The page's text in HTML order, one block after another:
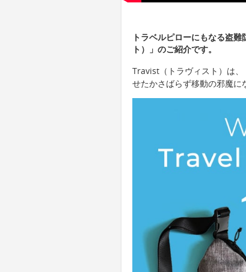
トラベルピローにもなる盗
ト）」のご紹介です。
Travist（トラヴィスト）は
せたかさばらず移動の邪魔に